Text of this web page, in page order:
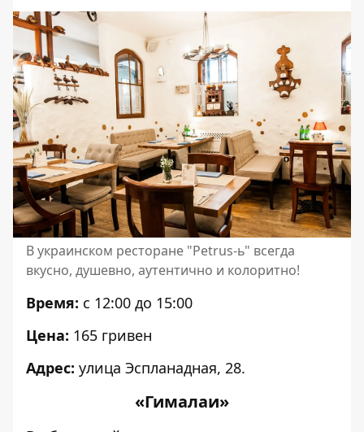
В украинском ресторане "Petrus-ь" всегда
вкусно, душевно, аутентично и колоритно!
Время: с 12:00 до 15:00
Цена: 165 гривен
Адрес: улица Эспланадная, 28.
«Гималаи»